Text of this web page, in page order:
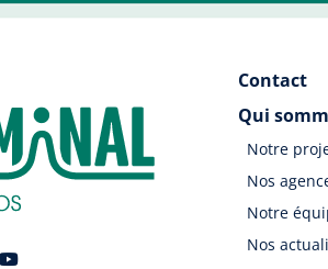
Contact
Qui
Notre
Nos
Notre
Nos